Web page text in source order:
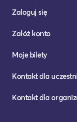
Zaloguj się
Załóż konto
Moje bilety
Kontakt dla
Kontakt dla